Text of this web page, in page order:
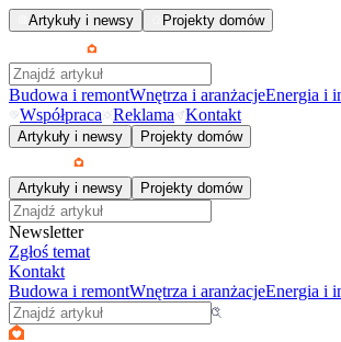
Artykuły i newsy Projekty domów
Budowa i remontWnętrza i aranżacjeEnergia i
Współpraca
Reklama Kontakt
Artykuły i newsy Projekty domów
Artykuły i newsy Projekty domów
Newsletter
Zgłoś temat
Kontakt
Budowa i remontWnętrza i aranżacjeEnergia i